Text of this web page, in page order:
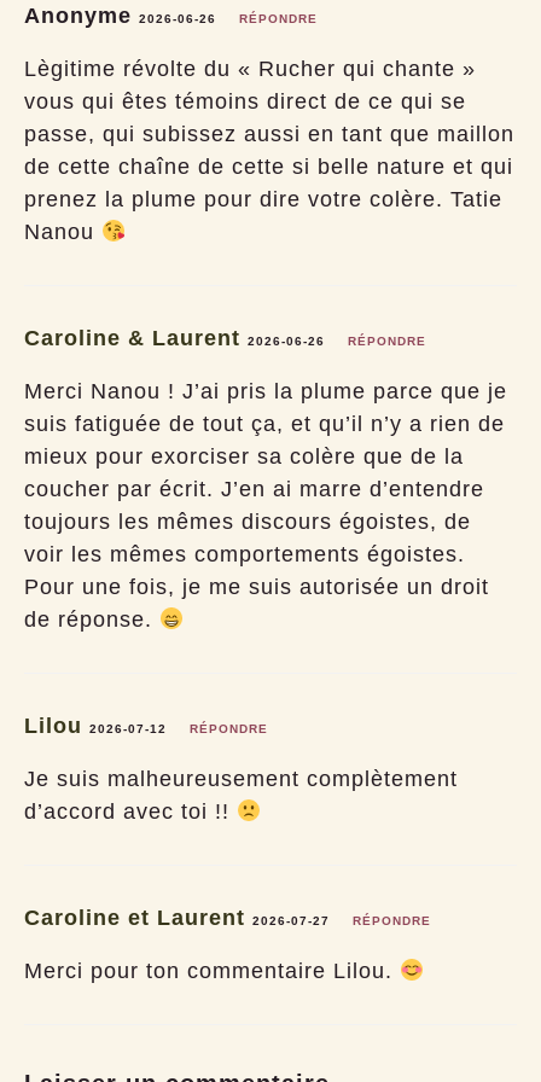
Anonyme 2026-06-26 RÉPONDRE
Lègitime révolte du « Rucher qui chante »
vous qui êtes témoins direct de ce qui se
passe, qui subissez aussi en tant que maillon
de cette chaîne de cette si belle nature et qui
prenez la plume pour dire votre colère. Tatie
Nanou
Caroline & Laurent 2026-06-26 RÉPONDRE
Merci Nanou ! J’ai pris la plume parce que je
suis fatiguée de tout ça, et qu’il n’y a rien de
mieux pour exorciser sa colère que de la
coucher par écrit. J’en ai marre d’entendre
toujours les mêmes discours égoistes, de
voir les mêmes comportements égoistes.
Pour une fois, je me suis autorisée un droit
de réponse.
Lilou 2026-07-12 RÉPONDRE
Je suis malheureusement complètement
d’accord avec toi !!
Caroline et Laurent 2026-07-27 RÉPONDRE
Merci pour ton commentaire Lilou.